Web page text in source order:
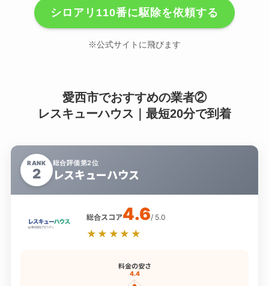
シロアリ110番に駆除を依頼する
※公式サイトに飛びます
愛西市でおすすめの業者②
レスキューハウス｜最短20分で到着
RANK
2
総合評価第2位
レスキューハウス
総合スコア4.6/ 5.0
★★★★★
料金の安さ
4.4